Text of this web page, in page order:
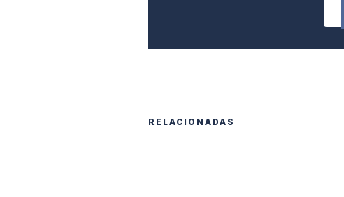
RELACIONADAS